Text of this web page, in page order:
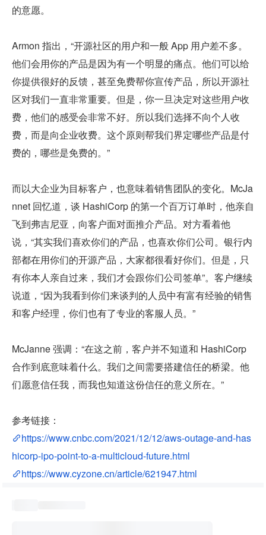
的意愿。
Armon 指出，“开源社区的用户和一般 App 用户差不多。
他们会用你的产品是因为有一个明显的痛点。他们可以给
你提供很好的反馈，甚至免费帮你宣传产品，所以开源社
区对我们一直非常重要。但是，你一旦决定对这些用户收
费，他们的感受会非常不好。所以我们选择不向个人收
费，而是向企业收费。这个原则帮我们界定哪些产品是付
费的，哪些是免费的。”
而以大企业为目标客户，也意味着销售团队的变化。McJa
nnet 回忆道，谈 HashiCorp 的第一个百万订单时，他亲自
飞到弗吉尼亚，向客户面对面推介产品。对方看着他
说，“其实我们喜欢你们的产品，也喜欢你们公司。银行内
部都在用你们的开源产品，大家都很看好你们。但是，只
有你本人亲自过来，我们才会跟你们公司签单”。客户继续
说道，“因为我看到你们来谈判的人员中有富有经验的销售
和客户经理，你们也有了专业的客服人员。”
McJanne 强调：“在这之前，客户并不知道和 HashiCorp
合作到底意味着什么。我们之间需要搭建信任的桥梁。他
们愿意信任我，而我也知道这份信任的意义所在。”
参考链接：
https://www.cnbc.com/2021/12/12/aws-outage-and-has
hicorp-ipo-point-to-a-multicloud-future.html
https://www.cyzone.cn/article/621947.html